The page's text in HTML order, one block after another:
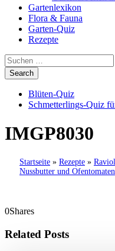
Gartenlexikon
Flora & Fauna
Garten-Quiz
Rezepte
Blüten-Quiz
Schmetterlings-Quiz
IMGP8030
Startseite » Rezepte »
Nussbutter und Ofentomaten
0Shares
Related Posts